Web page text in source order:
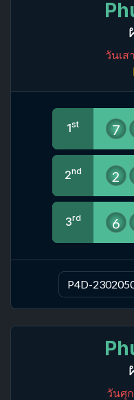
วันเส
1st 7
2nd 2
3rd 6
P4D-
วันศุ